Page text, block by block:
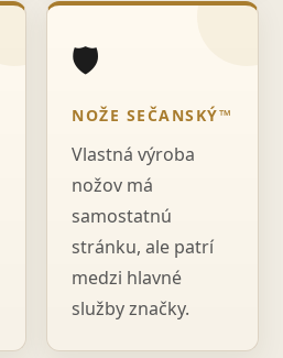
🛡️
NOŽE SEČANSKÝ™
Vlastná výroba
nožov má
samostatnú
stránku, ale patrí
medzi hlavné
služby značky.